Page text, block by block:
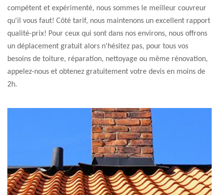
compétent et expérimenté, nous sommes le meilleur couvreur
qu'il vous faut! Côté tarif, nous maintenons un excellent rapport
qualité-prix! Pour ceux qui sont dans nos environs, nous offrons
un déplacement gratuit alors n'hésitez pas, pour tous vos
besoins de toiture, réparation, nettoyage ou même rénovation,
appelez-nous et obtenez gratuitement votre devis en moins de
2h.